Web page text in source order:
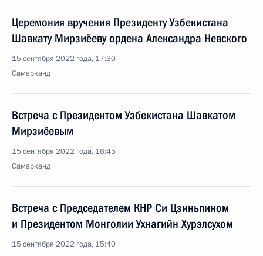
Церемония вручения Президенту Узбекистана
Шавкату Мирзиёеву ордена Александра Невского
15 сентября 2022 года, 17:30
Самарканд
Встреча с Президентом Узбекистана Шавкатом
Мирзиёевым
15 сентября 2022 года, 16:45
Самарканд
Встреча с Председателем КНР Си Цзиньпином
и Президентом Монголии Ухнагийн Хурэлсухом
15 сентября 2022 года, 15:40